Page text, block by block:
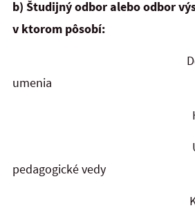
b) Študijný odbor alebo odbor
v ktorom pôsobí:
umenia
Hudobné
pedagogické vedy
Katolícka